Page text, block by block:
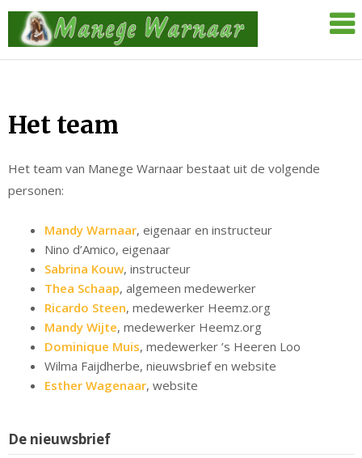
Skip
content
Manege
Het team
Het team van Manege Warnaar bestaat uit de volgende
personen:
Mandy Warnaar, eigenaar en instructeur
Nino d’Amico, eigenaar
Sabrina Kouw, instructeur
Thea Schaap, algemeen medewerker
Ricardo Steen, medewerker Heemz.org
Mandy Wijte, medewerker Heemz.org
Dominique Muis, medewerker ’s Heeren Loo
Wilma Faijdherbe, nieuwsbrief en website
Esther Wagenaar, website
De nieuwsbrief